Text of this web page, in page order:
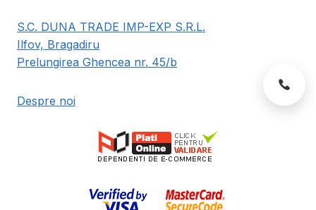
S.C. DUNA TRADE IMP-EXP S.R.L.
Ilfov, Bragadiru
Prelungirea Ghencea nr. 45/b
Despre noi